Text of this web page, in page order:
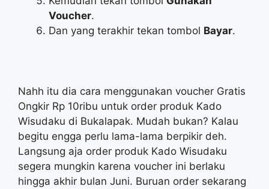
Voucher.
Dan yang terakhir tekan tombol Bayar.
Nahh itu dia cara menggunakan voucher Gratis
Ongkir Rp 10ribu untuk order produk Kado
Wisudaku di Bukalapak. Mudah bukan? Kalau
begitu engga perlu lama-lama berpikir deh.
Langsung aja order produk Kado Wisudaku
segera mungkin karena voucher ini berlaku
hingga akhir bulan Juni. Buruan order sekarang